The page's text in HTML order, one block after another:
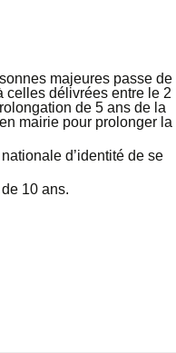
majeures passe de
celles délivrées entre le 2
de 5 ans de la
mairie pour prolonger la
d’identité de se
10 ans.